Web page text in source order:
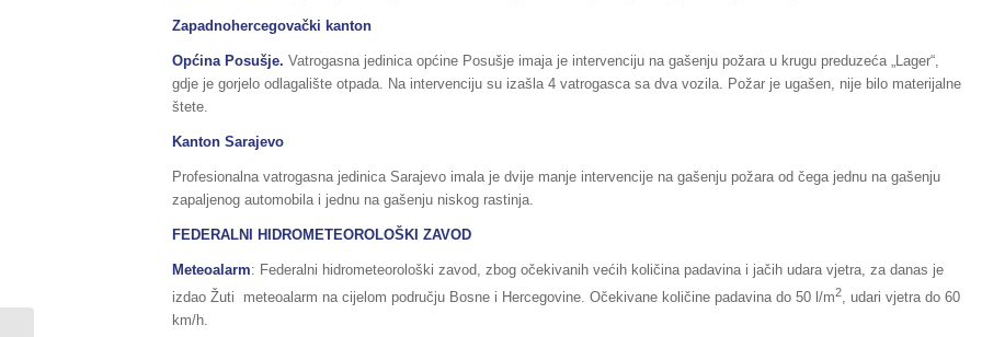
Zapadnohercegovački kanton
Općina Posušje. Vatrogasna jedinica općine Posušje imaja je intervenciju na gašenju požara u krugu preduzeća „Lager“,
gdje je gorjelo odlagalište otpada. Na intervenciju su izašla 4 vatrogasca sa dva vozila. Požar je ugašen, nije bilo materijalne
štete.
Kanton Sarajevo
Profesionalna vatrogasna jedinica Sarajevo imala je dvije manje intervencije na gašenju požara od čega jednu na gašenju
zapaljenog automobila i jednu na gašenju niskog rastinja.
FEDERALNI HIDROMETEOROLOŠKI ZAVOD
Meteoalarm: Federalni hidrometeorološki zavod, zbog očekivanih većih količina padavina i jačih udara vjetra, za danas je
izdao Žuti meteoalarm na cijelom području Bosne i Hercegovine. Očekivane količine padavina do 50 l/m2, udari vjetra do 60
km/h.